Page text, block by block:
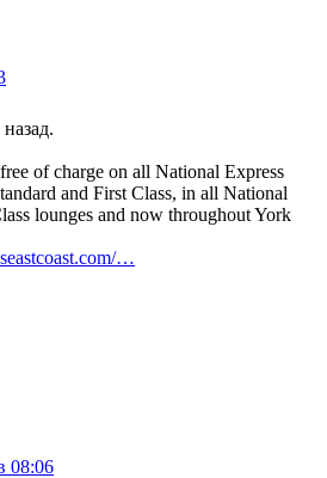
of charge on all National Express
and First Class, in all National
lounges and now throughout York
…
08:06